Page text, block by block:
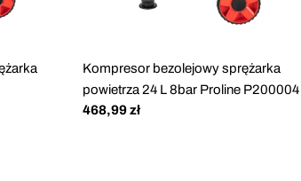
Kompresor bezolejowy sprężarka
powietrza 24 L 8bar Proline P200004
Cena
468,99 zł